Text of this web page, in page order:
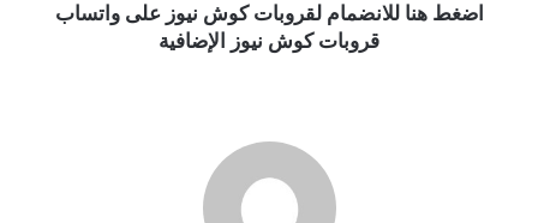
اضغط هنا للانضمام لقروبات كوش نيوز على واتساب
قروبات كوش نيوز الإضافية